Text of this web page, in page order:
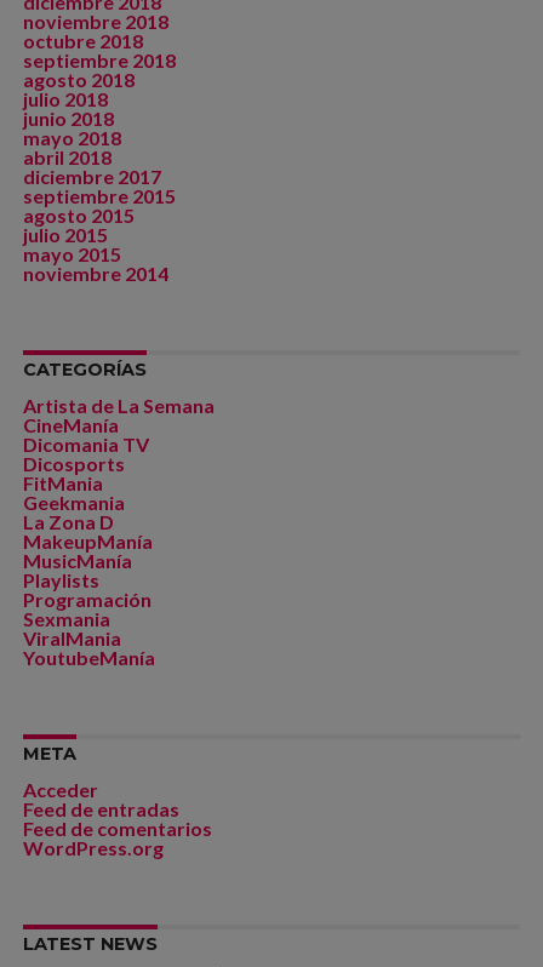
noviembre 2018
octubre 2018
septiembre 2018
agosto 2018
julio 2018
junio 2018
mayo 2018
abril 2018
diciembre 2017
septiembre 2015
agosto 2015
julio 2015
mayo 2015
noviembre 2014
CATEGORÍAS
Artista de La Semana
CineManía
Dicomania TV
Dicosports
FitMania
Geekmania
La Zona D
MakeupManía
MusicManía
Playlists
Programación
Sexmania
ViralMania
YoutubeManía
META
Acceder
Feed de entradas
Feed de comentarios
WordPress.org
LATEST NEWS